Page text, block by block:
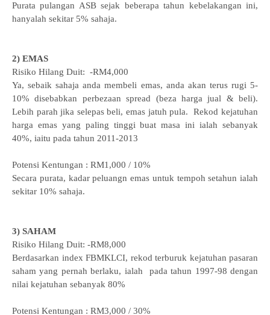
Purata pulangan ASB sejak beberapa tahun kebelakangan ini,
hanyalah sekitar 5% sahaja.
2) EMAS
Risiko Hilang Duit: -RM4,000
Ya, sebaik sahaja anda membeli emas, anda akan terus rugi 5-
10% disebabkan perbezaan spread (beza harga jual & beli).
Lebih parah jika selepas beli, emas jatuh pula. Rekod kejatuhan
harga emas yang paling tinggi buat masa ini ialah sebanyak
40%, iaitu pada tahun 2011-2013
Potensi Kentungan : RM1,000 / 10%
Secara purata, kadar peluangn emas untuk tempoh setahun ialah
sekitar 10% sahaja.
3) SAHAM
Risiko Hilang Duit: -RM8,000
Berdasarkan index FBMKLCI, rekod terburuk kejatuhan pasaran
saham yang pernah berlaku, ialah pada tahun 1997-98 dengan
nilai kejatuhan sebanyak 80%
Potensi Kentungan : RM3,000 / 30%